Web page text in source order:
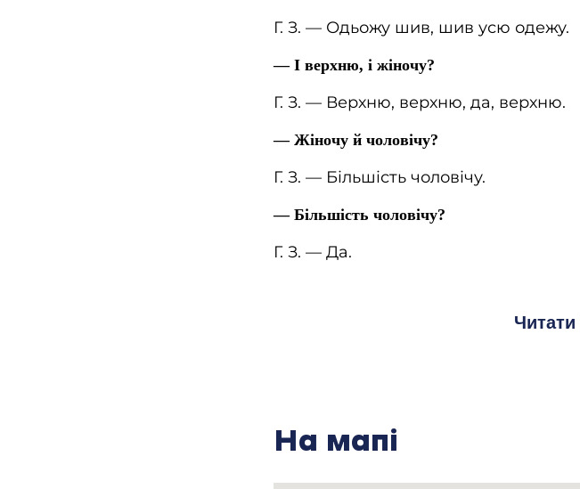
Г. З. — Одьожу шив, шив усю одежу.
— І верхню, і жіночу?
Г. З. — Верхню, верхню, да, верхню.
— Жіночу й чоловічу?
Г. З. — Більшість чоловічу.
— Більшість чоловічу?
Г. З. — Да.
Г. З. — Він там у мастєрській, в
На мапі